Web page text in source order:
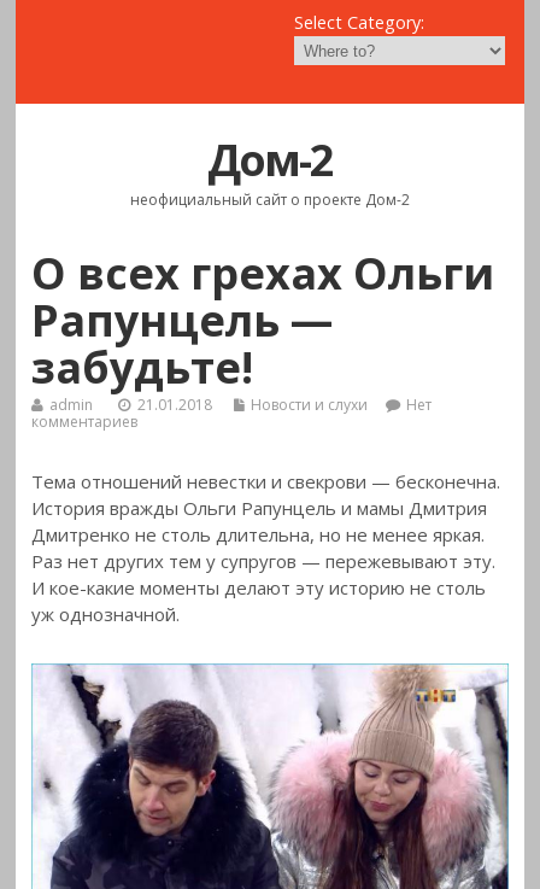
Select Category:
Дом-2
неофициальный сайт о проекте Дом-2
О всех грехах Ольги
Рапунцель —
забудьте!
admin 21.01.2018 Новости и слухи
Нет
комментариев
Тема отношений невестки и свекрови — бесконечна.
История вражды Ольги Рапунцель и мамы Дмитрия
Дмитренко не столь длительна, но неменее яркая.
Раз нет других тем у супругов — пережевывают эту.
И кое-какие моменты делают эту историю не столь
уж однозначной.